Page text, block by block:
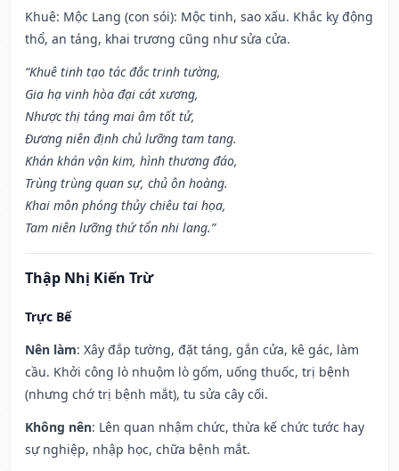
Khuê: Mộc Lang (con sói): Mộc tinh, sao xấu. Khắc kỵ động
thổ, an táng, khai trương cũng như sửa cửa.
“Khuê tinh tạo tác đắc trinh tường,
Gia hạ vinh hòa đại cát xương,
Nhược thị táng mai âm tốt tử,
Đương niên định chủ lưỡng tam tang.
Khán khán vận kim, hình thương đáo,
Trùng trùng quan sự, chủ ôn hoàng.
Khai môn phóng thủy chiêu tai họa,
Tam niên lưỡng thứ tổn nhi lang.”
Thập Nhị Kiến Trừ
Trực Bế
Nên làm: Xây đắp tường, đặt táng, gắn cửa, kê gác, làm
cầu. Khởi công lò nhuộm lò gốm, uống thuốc, trị bệnh
(nhưng chớ trị bệnh mắt), tu sửa cây cối.
Không nên: Lên quan nhậm chức, thừa kế chức tước hay
sự nghiệp, nhập học, chữa bệnh mắt.